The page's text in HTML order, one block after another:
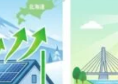
も、年間トータルで電気代節
住宅に太陽光発電を導入する